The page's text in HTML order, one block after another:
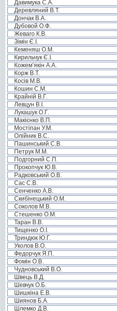
Давимука С.А.
Деревляний В.Т.
Дончак В.А.
Дубовой О.Ф.
Жеваго К.В.
Зімін Є.І.
Кеменяш О.М.
Кирильчук Є.І.
Кожем’якін А.А.
Корж В.Т.
Косів М.В.
Кошин С.М.
Крайній В.Г.
Левцун В.І.
Лукашук О.Г.
Макієнко В.П.
Мостіпан У.М.
Олійник В.С.
Пашинський С.В.
Петрук М.М.
Подгорний С.П.
Прокопчук Ю.В.
Радковський О.В.
Сас С.В.
Сенченко А.В.
Скибінецький О.М.
Соколов М.В.
Стешенко О.М.
Таран В.В.
Тищенко О.І.
Триндюк Ю.Г.
Уколов В.О.
Федорчук Я.П.
Фомін О.В.
Чудновський В.О.
Швець В.Д.
Шевчук О.Б.
Шишкіна Е.В.
Шиянов Б.А.
Шлемко Д.В.